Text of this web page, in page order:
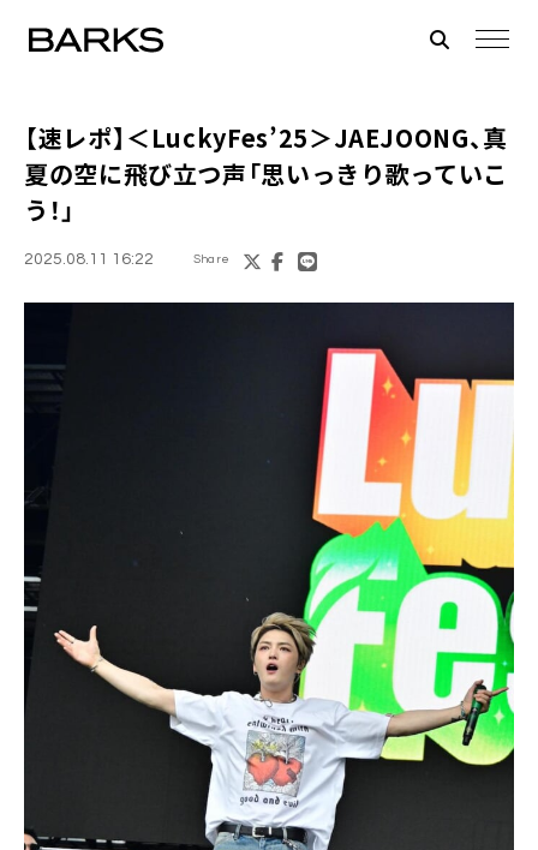
【速レポ】＜LuckyFes’25＞JAEJOONG、真
夏の空に飛び立つ声「思いっきり歌っていこ
う！」
2025.08.11 16:22 Share